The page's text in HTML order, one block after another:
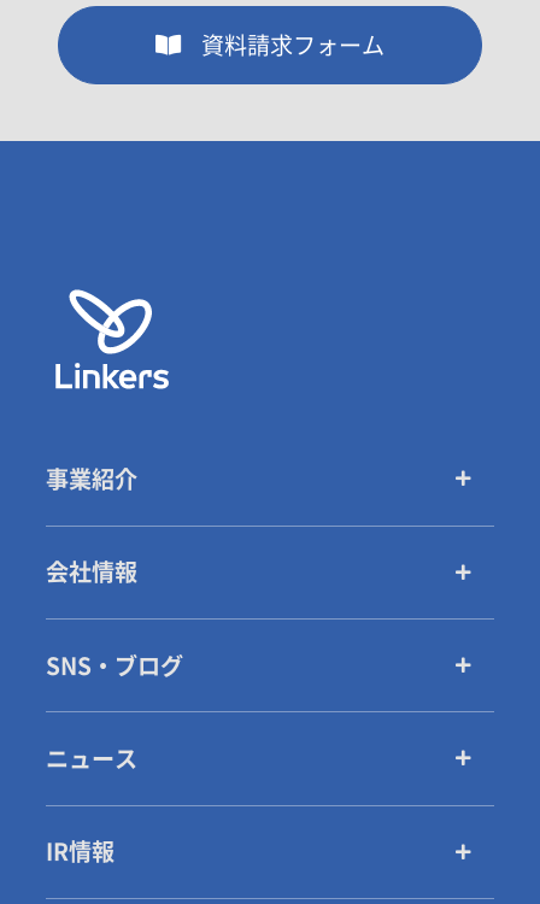
資料請求フォーム
事業紹介
会社情報
SNS・ブログ
ニュース
IR情報